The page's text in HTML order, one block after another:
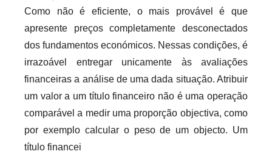
Como não é eficiente, o mais provável é que
apresente preços completamente desconectados
dos fundamentos económicos. Nessas condições, é
irrazoável entregar unicamente às avaliações
financeiras a análise de uma dada situação. Atribuir
um valor a um título financeiro não é uma operação
comparável a medir uma proporção objectiva, como
por exemplo calcular o peso de um objecto. Um
título financei